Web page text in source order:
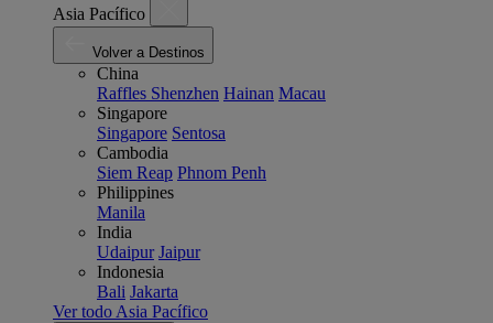
Asia Pacífico
Volver a Destinos
China
Raffles Shenzhen Hainan Macau
Singapore
Singapore Sentosa
Cambodia
Siem Reap Phnom Penh
Philippines
Manila
India
Udaipur Jaipur
Indonesia
Bali Jakarta
Ver todo Asia Pacífico